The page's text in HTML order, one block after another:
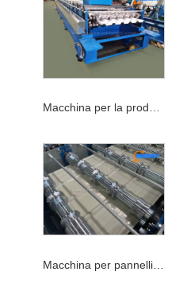
Macchina per pannelli del tetto